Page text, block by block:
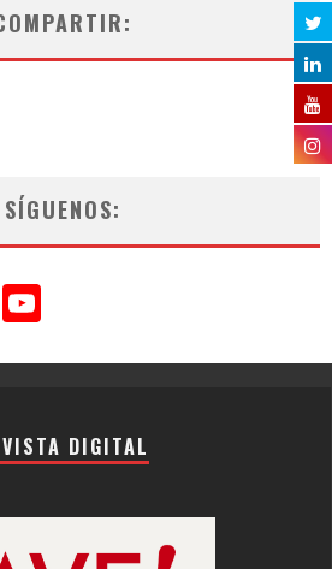
SÍGUENOS:
LinkedIn
DIGITAL